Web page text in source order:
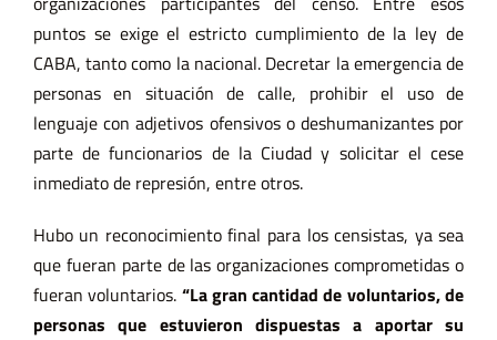
puntos se exige el estricto cumplimiento de la ley de
CABA, tanto como la nacional. Decretar la emergencia de
personas en situación de calle, prohibir el uso de
lenguaje con adjetivos ofensivos o deshumanizantes por
parte de funcionarios de la Ciudad y solicitar el cese
inmediato de represión, entre otros.
Hubo un reconocimiento final para los censistas, ya sea
que fueran parte de las organizaciones comprometidas o
fueran voluntarios. “La gran cantidad de voluntarios, de
personas que estuvieron dispuestas a aportar su